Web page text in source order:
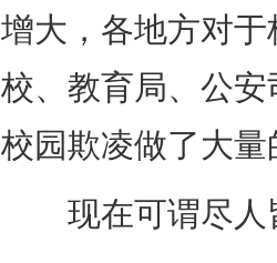
增大，各地方对
校、教育局、公
校园欺凌做了大量
现在可谓尽人